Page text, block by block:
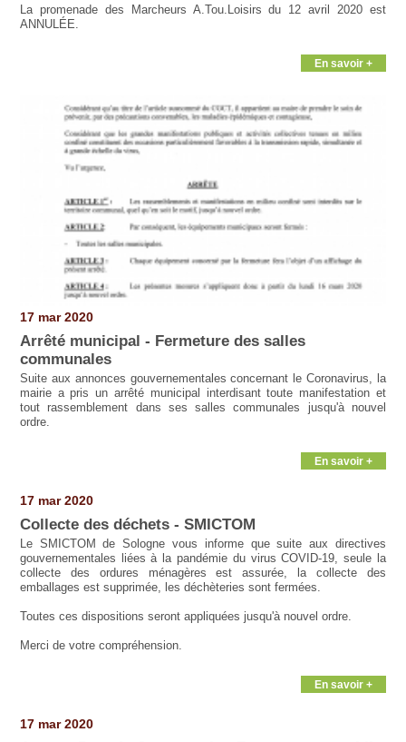
La promenade des Marcheurs A.Tou.Loisirs du 12 avril 2020 est
ANNULÉE.
En savoir +
17 mar 2020
Arrêté municipal - Fermeture des salles
communales
Suite aux annonces gouvernementales concernant le Coronavirus, la
mairie a pris un arrêté municipal interdisant toute manifestation et
tout rassemblement dans ses salles communales jusqu'à nouvel
ordre.
En savoir +
17 mar 2020
Collecte des déchets - SMICTOM
Le SMICTOM de Sologne vous informe que suite aux directives
gouvernementales liées à la pandémie du virus COVID-19, seule la
collecte des ordures ménagères est assurée, la collecte des
emballages est supprimée, les déchèteries sont fermées.
Toutes ces dispositions seront appliquées jusqu'à nouvel ordre.
Merci de votre compréhension.
En savoir +
17 mar 2020